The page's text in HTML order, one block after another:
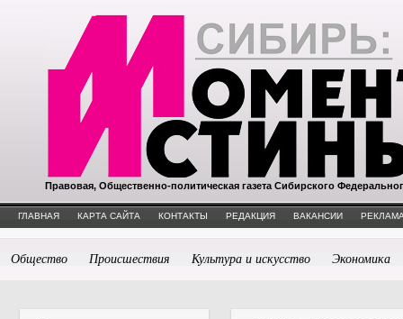
Правовая, Общественно-политическая газета Сибирского
ГЛАВНАЯ КАРТА САЙТА КОНТАКТЫ РЕДАКЦИЯ ВАКАНСИИ
Общество Происшествия Культура и искусство Экономика